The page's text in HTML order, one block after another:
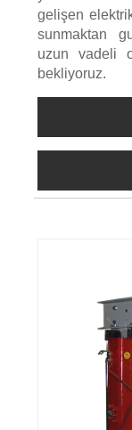
gelişen
sunmaktan
uzun vadeli
bekliyoruz.